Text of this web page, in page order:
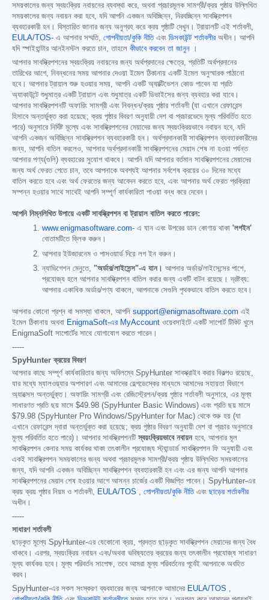
সময়কালের জন্য স্বয়ংক্রিয় নবায়নের ব্যবস্থা করে, অথবা প্রচারমূলক সামগ্রী/ক্রয় পৃষ্ঠায় উল্লিখিত
সময়কালের জন্য নবায়ন করা হবে, যদি আপনি একজন অবিচ্ছিন্ন, নিরবচ্ছিন্ন সাবস্ক্রিপশন
ব্যবহারকারী হন। বিস্তারিত জানার জন্য অনুগ্রহ করে ক্রয় পৃষ্ঠাটি দেখুন। ট্রায়ালটি এই শর্তাবলী,
EULA/TOS- এ আপনার সম্মতি, গোপনীয়তা/কুকি নীতিএবং ডিসকাউন্ট শর্তাবলীর অধীন। আপনি
যদি স্পাইহান্টার আনইনস্টল করতে চান, তাহলে কীভাবে করবেন তা জানুন ।
আপনার সাবস্ক্রিপশনের স্বয়ংক্রিয় নবায়নের জন্য অর্থপ্রদানের ক্ষেত্রে, প্রতিটি অর্থপ্রদানের
তারিখের আগে, নিবন্ধনের সময় আপনার দেওয়া ইমেল ঠিকানায় একটি ইমেল অনুস্মারক পাঠানো
হবে। আপনার ট্রায়াল শুরু হওয়ার সময়, আপনি একটি অ্যাক্টিভেশন কোড পাবেন যা প্রতি
অ্যাকাউন্টে শুধুমাত্র একটি ট্রায়াল এবং শুধুমাত্র একটি ডিভাইসের জন্য ব্যবহার করা যাবে।
আপনার সাবস্ক্রিপশনটি অফারিং সামগ্রী এবং নিবন্ধন/ক্রয় পৃষ্ঠার শর্তাবলী (যা এখানে রেফারেন্স
হিসাবে অন্তর্ভুক্ত করা হয়েছে; ক্রয় পৃষ্ঠার বিবরণ অনুযায়ী দেশ বা প্রচারভেদে মূল্য পরিবর্তিত হতে
পারে) অনুসারে নির্দিষ্ট মূল্যে এবং সাবস্ক্রিপশনের মেয়াদের জন্য স্বয়ংক্রিয়ভাবে নবায়ন হবে, যদি
আপনি একজন অবিচ্ছিন্ন সাবস্ক্রিপশন ব্যবহারকারী হন। অর্থপ্রদানকারী সাবস্ক্রিপশন ব্যবহারকারীদের
জন্য, আপনি বাতিল করলেও, আপনার অর্থপ্রদানকারী সাবস্ক্রিপশনের মেয়াদ শেষ না হওয়া পর্যন্ত
আপনার পণ্য(গুলি) ব্যবহারের সুযোগ থাকবে। আপনি যদি আপনার বর্তমান সাবস্ক্রিপশনের মেয়াদের
জন্য অর্থ ফেরত পেতে চান, তবে আপনাকে অবশ্যই আপনার সর্বশেষ ক্রয়ের ৩০ দিনের মধ্যে
বাতিল করতে হবে এবং অর্থ ফেরতের জন্য আবেদন করতে হবে, এবং আপনার অর্থ ফেরত প্রক্রিয়া
সম্পন্ন হওয়ার সাথে সাথেই আপনি সম্পূর্ণ কার্যকারিতা পাওয়া বন্ধ করে দেবেন।
আপনি নিম্নলিখিত উপায়ে একটি সাবস্ক্রিপশন বা ট্রায়াল বাতিল করতে পারেন:
www.enigmasoftware.com- এ যান এবং উপরের ডান কোণায় থাকা 'লগইন'
বোতামটিতে ক্লিক করুন।
আপনার ইউজারনেম ও পাসওয়ার্ড দিয়ে লগ ইন করুন।
ন্যাভিগেশন মেনুতে, "অর্ডার/লাইসেন্স"-এ যান। আপনার অর্ডার/লাইসেন্সের পাশে,
প্রযোজ্য হলে আপনার সাবস্ক্রিপশন বাতিল করার জন্য একটি বাটন রয়েছে। দ্রষ্টব্য:
আপনার একাধিক অর্ডার/পণ্য থাকলে, আপনাকে সেগুলি পৃথকভাবে বাতিল করতে হবে।
আপনার কোনো প্রশ্ন বা সমস্যা থাকলে, আপনি support@enigmasoftware.com এই
ইমেল ঠিকানায় অথবা EnigmaSoft-এর MyAccount ওয়েবসাইটে একটি সাপোর্ট টিকিট খুলে
EnigmaSoft সাপোর্টের সাথে যোগাযোগ করতে পারেন।
-----
SpyHunter ক্রয়ের বিবরণ
আপনার কাছে সম্পূর্ণ কার্যকারিতার জন্য অবিলম্বে SpyHunter সাবস্ক্রাইব করার বিকল্পও রয়েছে,
যার মধ্যে ম্যালওয়্যার অপসারণ এবং আমাদের হেল্পডেস্কের মাধ্যমে আমাদের সহায়তা বিভাগে
অ্যাক্সেস অন্তর্ভুক্ত। অফারিং সামগ্রী এবং রেজিস্ট্রেশন/ক্রয় পৃষ্ঠার শর্তাবলী অনুসারে, এর মূল্য
সাধারণত প্রতি ছয় মাসে $49.98 (SpyHunter Basic Windows) এবং প্রতি ছয় মাসে
$79.98 (SpyHunter Pro Windows/SpyHunter for Mac) থেকে শুরু হয় (যা
এখানে রেফারেন্স দ্বারা অন্তর্ভুক্ত করা হয়েছে; ক্রয় পৃষ্ঠার বিবরণ অনুযায়ী দেশ বা প্রচার অনুসারে
মূল্য পরিবর্তিত হতে পারে)। আপনার সাবস্ক্রিপশনটিস্বয়ংক্রিয়ভাবে নবায়নহবে, আপনার মূল
সাবস্ক্রিপশন কেনার সময় কার্যকর থাকা তৎকালীন প্রযোজ্য স্ট্যান্ডার্ড সাবস্ক্রিপশন ফি অনুযায়ী এবং
একই সাবস্ক্রিপশন সময়কালের জন্য অথবা প্রচারমূলক সামগ্রী/ক্রয় পৃষ্ঠায় উল্লিখিত সময়কালের
জন্য, যদি আপনি একজন অবিচ্ছিন্ন সাবস্ক্রিপশন ব্যবহারকারী হন এবং এর জন্য আপনি আপনার
সাবস্ক্রিপশনের মেয়াদ শেষ হওয়ার আগে আসন্ন চার্জের একটি বিজ্ঞপ্তি পাবেন। SpyHunter-এর
ক্রয় ক্রয় পৃষ্ঠার নিয়ম ও শর্তাবলী, EULA/TOS , গোপনীয়তা/কুকি নীতিএবং ছাড়ের শর্তাবলীর
অধীন।
-----
সাধারণ শর্তাবলী
ছাড়কৃত মূল্যে SpyHunter-এর যেকোনো ক্রয়, প্রদত্ত ছাড়কৃত সাবস্ক্রিপশন মেয়াদের জন্য বৈধ
থাকবে। এরপর, স্বয়ংক্রিয় নবায়ন এবং/অথবা ভবিষ্যতের ক্রয়ের জন্য তৎকালীন প্রযোজ্য সাধারণ
মূল্য কার্যকর হবে। মূল্য পরিবর্তন সাপেক্ষ, তবে আমরা মূল্য পরিবর্তনের পূর্বেই আপনাকে অবহিত
করব।
SpyHunter-এর সকল সংস্করণ ব্যবহারের জন্য আপনাকে আমাদের EULA/TOS ,